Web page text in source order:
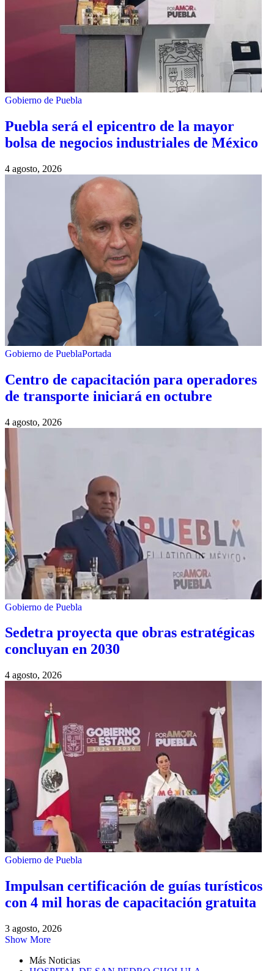
Gobierno de Puebla
Puebla será el epicentro de la mayor
bolsa de negocios industriales de México
4 agosto, 2026
Gobierno de PueblaPortada
Centro de capacitación para operadores
de transporte iniciará en octubre
4 agosto, 2026
Gobierno de Puebla
Sedetra proyecta que obras estratégicas
concluyan en 2030
4 agosto, 2026
Gobierno de Puebla
Impulsan certificación de guías turísticos
con 4 mil horas de capacitación gratuita
3 agosto, 2026
Show More
Más Noticias